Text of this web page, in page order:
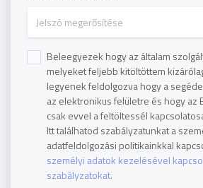
Beleegyezek hogy az általam
melyeket feljebb kitöltöttem
legyenek feldolgozva hogy a
az elektronikus felületre és hogy az
csak evvel a feltöltessél
Itt találhatod szabályzatunkat a
adatfeldolgozási politikainkkal
személyi adatok kezelésével
szabályzatokat.